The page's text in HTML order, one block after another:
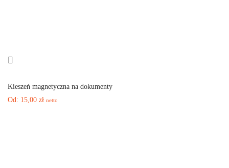
Kieszeń magnetyczna na dokumenty
Od: 15,00 zł netto